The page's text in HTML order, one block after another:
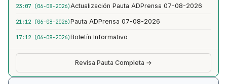
23:07 (06-08-2026)Actualización Pauta ADPrensa 07-08-2026
21:12 (06-08-2026)Pauta ADPrensa 07-08-2026
17:12 (06-08-2026)Boletín Informativo
Revisa Pauta Completa →